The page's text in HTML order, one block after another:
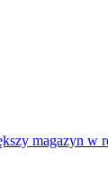
magazyn w